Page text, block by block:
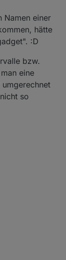
mehr
Forum.
nur wissen.
Namen einer
hätte
:D
bzw.
eine
so